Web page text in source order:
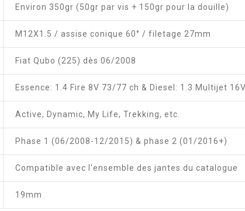
Environ 350gr (50gr par vis + 150gr pour la douille)
M12X1.5 / assise conique 60° / filetage 27mm
Fiat Qubo (225) dès 06/2008
Essence: 1.4 Fire 8V 73/77 ch & Diesel: 1.3 Multijet
Active, Dynamic, My Life, Trekking, etc.
Phase 1 (06/2008-12/2015) & phase 2 (01/2016+)
Compatible avec l'ensemble des jantes du catalogue
19mm